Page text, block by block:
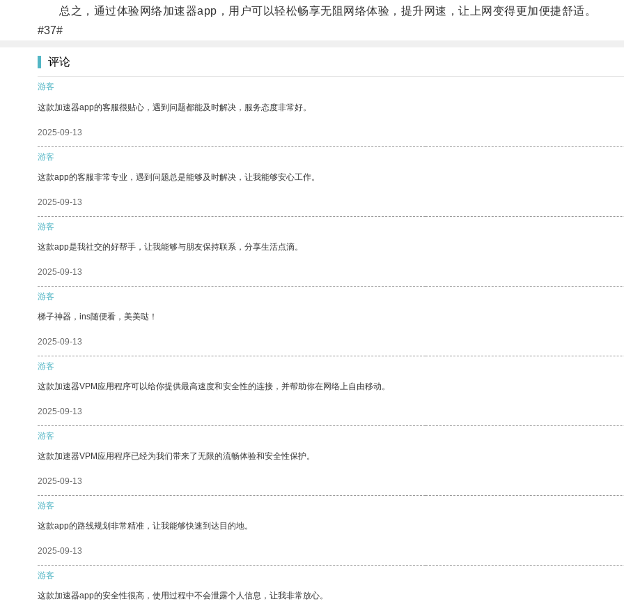
总之，通过体验网络加速器app，用户可以轻松畅享无阻网络体验，提升网速，让上网变得更加便捷舒适。
#37#
评论
游客
这款加速器app的客服很贴心，遇到问题都能及时解决，服务态度非常好。
2025-09-13
游客
这款app的客服非常专业，遇到问题总是能够及时解决，让我能够安心工作。
2025-09-13
游客
这款app是我社交的好帮手，让我能够与朋友保持联系，分享生活点滴。
2025-09-13
游客
梯子神器，ins随便看，美美哒！
2025-09-13
游客
这款加速器VPM应用程序可以给你提供最高速度和安全性的连接，并帮助你在网络上自由移动。
2025-09-13
游客
这款加速器VPM应用程序已经为我们带来了无限的流畅体验和安全性保护。
2025-09-13
游客
这款app的路线规划非常精准，让我能够快速到达目的地。
2025-09-13
游客
这款加速器app的安全性很高，使用过程中不会泄露个人信息，让我非常放心。